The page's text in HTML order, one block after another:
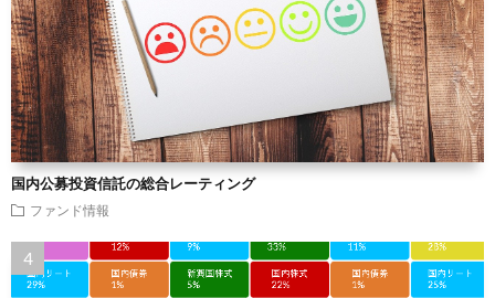
国内公募投資信託の総合レーティング
ファンド情報